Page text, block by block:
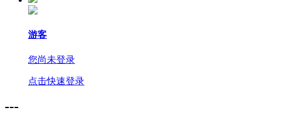
游客
您尚未登录
点击快速登录
---